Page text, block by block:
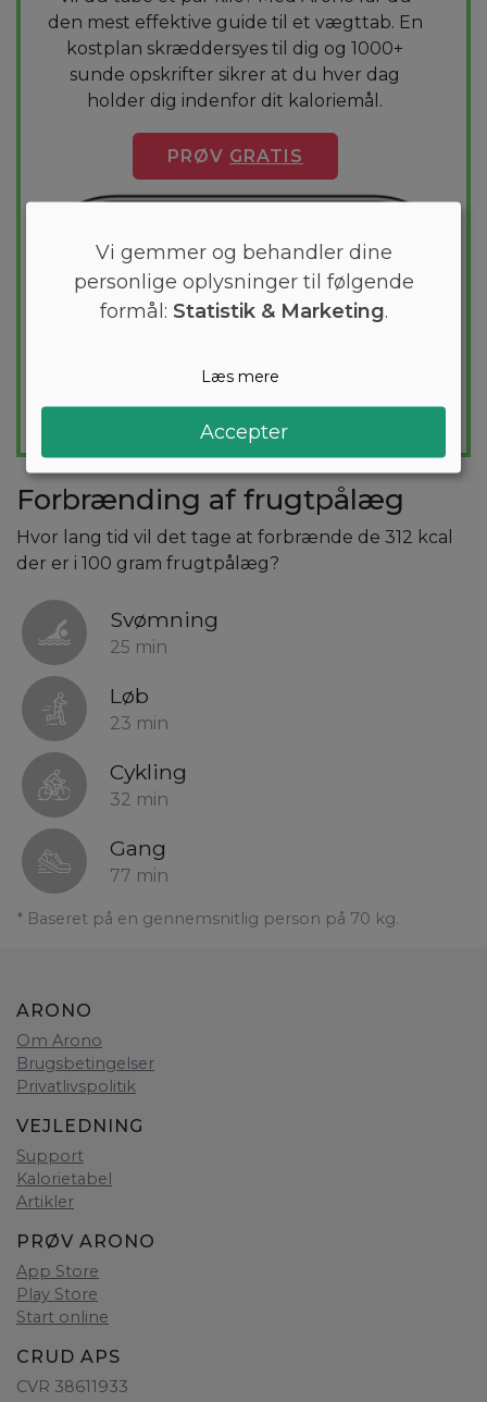
den mest effektive guide til et vægttab. En
kostplan skræddersyes til dig og 1000+
sunde opskrifter sikrer at du hver dag
holder dig indenfor dit kaloriemål.
PRØV GRATIS
Forbrænding af frugtpålæg
Hvor lang tid vil det tage at forbrænde de 312 kcal
der er i 100 gram frugtpålæg?
Svømning
25 min
Løb
23 min
Cykling
32 min
Gang
77 min
* Baseret på en gennemsnitlig person på 70 kg.
ARONO
Om Arono
Brugsbetingelser
Privatlivspolitik
VEJLEDNING
Support
Kalorietabel
Artikler
PRØV ARONO
App Store
Play Store
Start online
CRUD APS
CVR 38611933
Vi gemmer og behandler dine
personlige oplysninger til følgende
formål: Statistik & Marketing.
Læs mere
Accepter